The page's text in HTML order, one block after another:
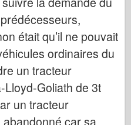
était qu’il ne pouvait
ordinaires du
un tracteur
Lloyd-Goliath de 3t
un tracteur
car sa